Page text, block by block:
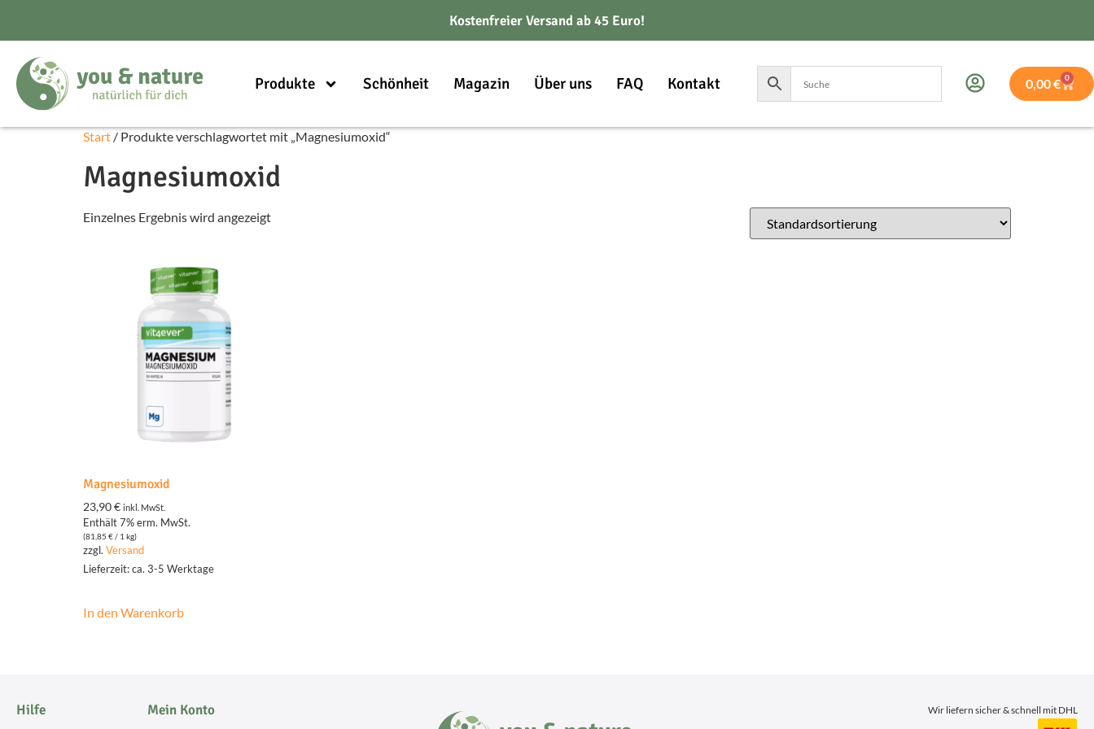
Kostenfreier Versand ab 45 Euro!
Produkte Schönheit Magazin Über uns FAQ Kontakt 0,00€ 0
Start / Produkte verschlagwortet mit „Magnesiumoxid“
Magnesiumoxid
Einzelnes Ergebnis wird angezeigt
Magnesiumoxid
23,90€ inkl. MwSt.
Enthält 7% erm. MwSt.
(81,85 €/ 1 kg)
zzgl. Versand
Lieferzeit: ca. 3-5 Werktage
In den Warenkorb
Hilfe Mein Konto Wir liefern sicher & schnell mit DHL